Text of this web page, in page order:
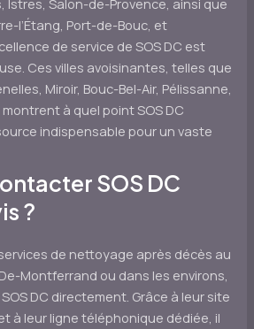
l’Étang, Port-de-Bouc, et
de service de SOS DC est
Ces villes avoisinantes, telles que
Miroir, Bouc-Bel-Air, Pélissanne,
à quel point SOS DC
indispensable pour un vaste
SOS DC
?
de nettoyage après décès au
Montferrand ou dans les environs,
DC directement. Grâce à leur site
à leur ligne téléphonique dédiée, il